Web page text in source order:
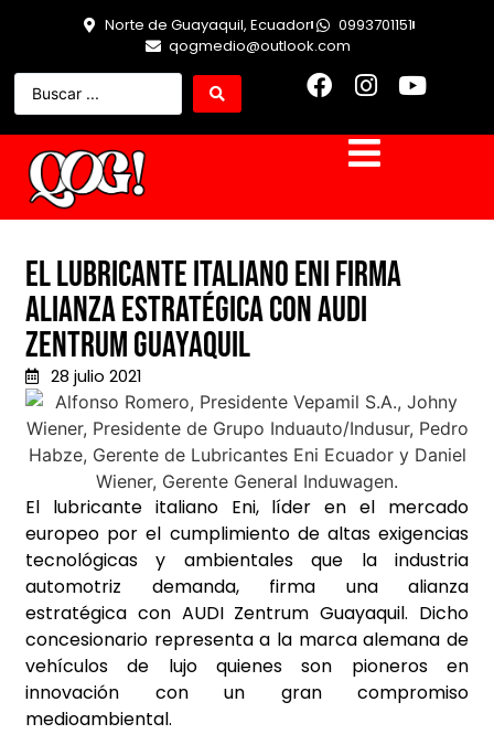
Norte de Guayaquil, Ecuador
0993701151
qogmedio@outlook.com
El lubricante italiano Eni firma
alianza estratégica con Audi
Zentrum Guayaquil
28 julio 2021
El lubricante italiano Eni, líder en el mercado
europeo por el cumplimiento de altas exigencias
tecnológicas y ambientales que la industria
automotriz demanda, firma una alianza
estratégica con AUDI Zentrum Guayaquil. Dicho
concesionario representa a la marca alemana de
vehículos de lujo quienes son pioneros en
innovación con un gran compromiso
medioambiental.